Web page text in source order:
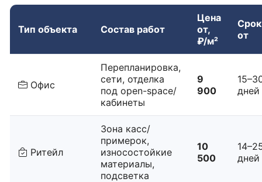
Тип объекта Состав работ
Цена
от,
₽/м²
от
Офис
Перепланировка,
сети, отделка
под open-space/
кабинеты
9
900
дней
Ритейл
Зона касс/
примерок,
износостойкие
материалы,
подсветка
10
500
дней